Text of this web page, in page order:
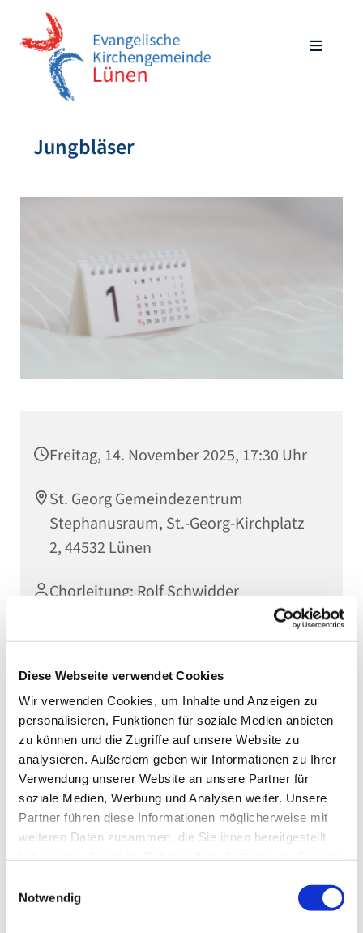
Diese Webseite verwendet Cookies
Wir verwenden Cookies, um Inhalte und Anzeigen zu
personalisieren, Funktionen für soziale Medien anbieten
zu können und die Zugriffe auf unsere Website zu
analysieren. Außerdem geben wir Informationen zu Ihrer
Verwendung unserer Website an unsere Partner für
soziale Medien, Werbung und Analysen weiter. Unsere
Partner führen diese Informationen möglicherweise mit
weiteren Daten zusammen, die Sie ihnen bereitgestellt
Notwendig
Jungbläser
Freitag, 14. November 2025, 17:30 Uhr
St. Georg Gemeindezentrum
Stephanusraum, St.-Georg-Kirchplatz
2, 44532 Lünen
Chorleitung: Rolf Schwidder